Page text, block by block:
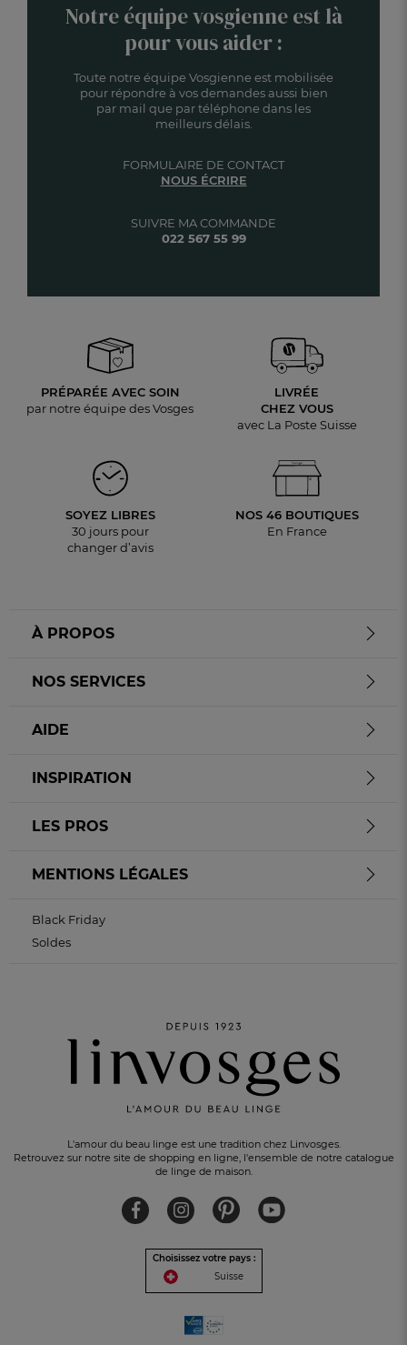
Notre équipe vosgienne est là
pour vous aider :
Toute notre équipe Vosgienne est mobilisée
pour répondre à vos demandes aussi bien
par mail que par téléphone dans les
meilleurs délais.
SUIVRE MA COMMANDE
022 567 55 99
FORMULAIRE DE CONTACT
NOUS ÉCRIRE
PRÉPARÉE AVEC SOIN
par notre équipe des Vosges
LIVRÉE
CHEZ VOUS
avec La Poste Suisse
SOYEZ LIBRES
30 jours pour
changer d’avis
NOS 46 BOUTIQUES
En France
L'amour du beau linge est une tradition chez Linvosges.
Retrouvez sur notre site de shopping en ligne, l'ensemble de notre catalogue
de linge de maison.
Choisissez votre pays :
Suisse
À PROPOS
NOS SERVICES
AIDE
INSPIRATION
LES PROS
MENTIONS LÉGALES
Black Friday
Soldes